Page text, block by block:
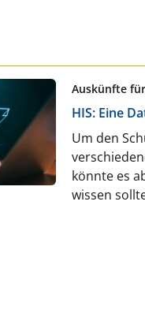
Auskünfte
HIS: Eine
Um den
könnte es
wissen